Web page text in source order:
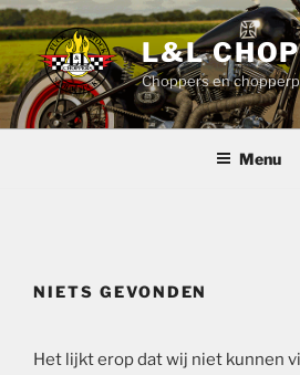
Ga
naar
de
inhoud
L&L
Choppers en
Menu
NIETS GEVONDEN
Het lijkt erop dat wij niet kunnen